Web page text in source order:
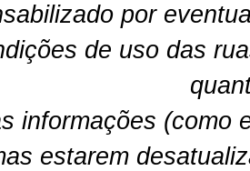
por
de uso das
informações (como
estarem